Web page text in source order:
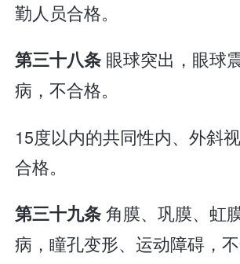
勤人员合格。
第三十八条 眼球突出，眼球
病，不合格。
15度以内的共同性内、外斜
合格。
第三十九条角膜、巩膜、虹
病，瞳孔变形、运动障碍，不